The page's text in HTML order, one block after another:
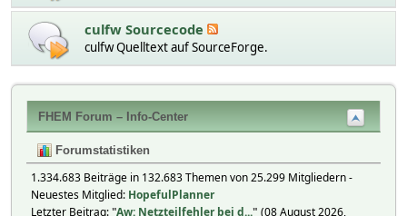
culfw Sourcecode
culfw Quelltext auf SourceForge.
FHEM Forum – Info-Center
Forumstatistiken
1.334.683 Beiträge in 132.683 Themen von 25.299 Mitgliedern -
Neuestes Mitglied: HopefulPlanner
Letzter Beitrag:"Aw: Netzteilfehler bei d..." (08 August 2026,